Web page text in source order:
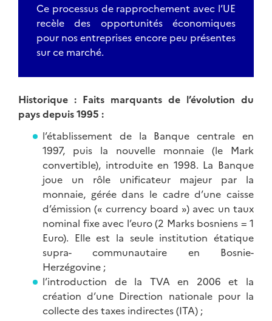
Ce processus de rapprochement avec l’UE
recèle des opportunités économiques
pour nos entreprises encore peu présentes
sur ce marché.
Historique : Faits marquants de l’évolution du
pays depuis 1995 :
l’établissement de la Banque centrale en
1997, puis la nouvelle monnaie (le Mark
convertible), introduite en 1998. La Banque
joue un rôle unificateur majeur par la
monnaie, gérée dans le cadre d’une caisse
d’émission (« currency board ») avec un taux
nominal fixe avec l’euro (2 Marks bosniens = 1
Euro). Elle est la seule institution étatique
supra- communautaire en Bosnie-
Herzégovine ;
l’introduction de la TVA en 2006 et la
création d’une Direction nationale pour la
collecte des taxes indirectes (ITA) ;